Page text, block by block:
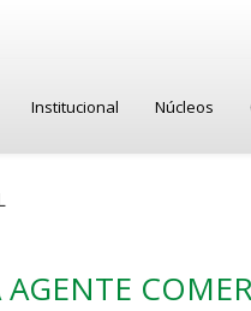
Institucional Núcleos